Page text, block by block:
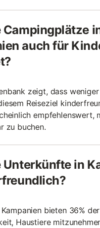
Campingplätze
auch für
zeigt, dass weniger
Reiseziel
empfehlenswert,
zu buchen.
Unterkünfte in
bieten 36%
Haustiere